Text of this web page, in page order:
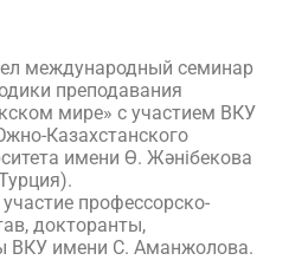
международный семинар
преподавания
мире» с участием ВКУ
Казахстанского
имени Ө. Жәнібекова
профессорско-
докторанты,
ВКУ имени С. Аманжолова.